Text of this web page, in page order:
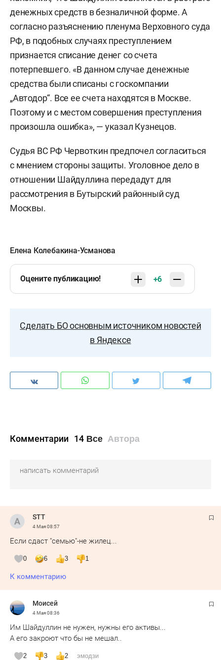
денежных средств в безналичной форме. А
согласно разъяснению пленума Верховного суда
РФ, в подобных случаях преступлением
признается списание денег со счета
потерпевшего. «В данном случае денежные
средства были списаны с госкомпании
„Автодор“. Все ее счета находятся в Москве.
Поэтому и с местом совершения преступления
произошла ошибка», — указал Кузнецов.
Судья ВС РФ Червоткин предпочел согласиться
с мнением стороны защиты. Уголовное дело в
отношении Шайдуллина передадут для
рассмотрения в Бутырский районный суд
Москвы.
Елена Колебакина-Усманова
Оцените публикацию! +6
Сделать БО основным источником новостей
в Яндексе
Комментарии 14 Все Автора
STT
4 Мая08:57
Если сдаст "семью"-не жилец...
0 6 3 1
К комментарию
Moисeй
4 Мая08:36
Им Шайдуллин не нужен, нужны его активы...
А его закроют что бы не мешал..
2 3 2 эмодзи